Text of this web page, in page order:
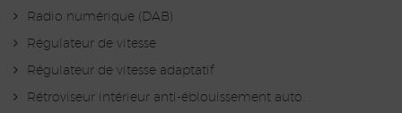
Radio numérique (DAB)
Régulateur de vitesse
Régulateur de vitesse adaptatif
Rétroviseur intérieur anti-éblouissement auto.